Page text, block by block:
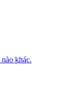
khác.